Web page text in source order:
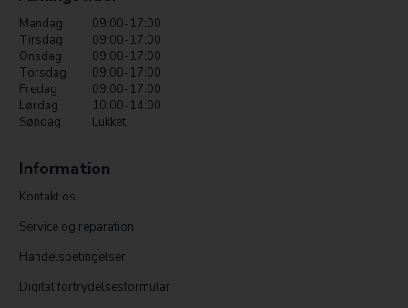
Mandag
09:00-17:00
Tirsdag
09:00-17:00
Onsdag
09:00-17:00
Torsdag
09:00-17:00
Fredag
09:00-17:00
Lørdag
10:00-14:00
Søndag
Lukket
Information
Kontakt os
Service og reparation
Handelsbetingelser
Digital fortrydelsesformular